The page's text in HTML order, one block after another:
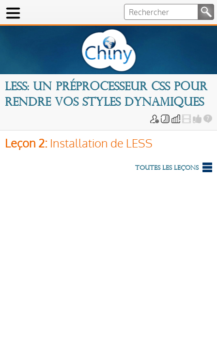
LESS: un préprocesseur CSS pour
rendre vos styles dynamiques
Leçon 2: Installation de LESS
Toutes les leçons